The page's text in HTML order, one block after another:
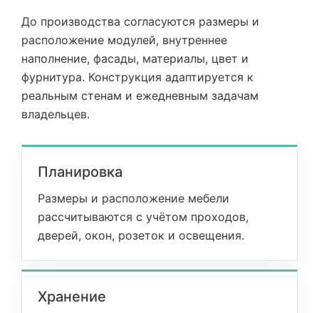
До производства согласуются размеры и
расположение модулей, внутреннее
наполнение, фасады, материалы, цвет и
фурнитура. Конструкция адаптируется к
реальным стенам и ежедневным задачам
владельцев.
Планировка
Размеры и расположение мебели
рассчитываются с учётом проходов,
дверей, окон, розеток и освещения.
Хранение